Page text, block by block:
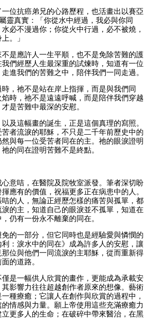
位抗癌弟兄的心路歷程，也活畫出以賽亞
靈真實：「你從水中經過，我必與你同
必不漫過你；你從火中行過，必不被燒，
。」
是應許人一生平順，也不是免除苦難的護
們經歷人生最深重的試煉時，知道有一位
進我們的苦難之中，陪伴我們一同走過。
，祂不是站在岸上指揮，而是與我們同
時，祂不是遠遠呼喊，而是陪伴我們穿越
是苦難中最深的安慰。
及這幅畫的誕生，正是這個真理的寫照。
者流淚的耶穌，不只是二千年前歷史中的
與每一位受苦者同在的主。祂的眼淚證明
的同在證明苦難不是終點。
意咭，在醫院及院牧室派發。筆者深切盼
應有的價值，祝福更多正在病患中的人。
的人，無論正經歷怎樣的痛苦與孤單，都
的主，知道自己的眼淚並不孤單，知道在
仍有一份永不離棄的同在。
的一部分，但它同時也是經驗愛與憐憫的
：淚水中的同在》成為許多人的安慰，讓
那位與他們一同流淚的主耶穌，從而重新得
的道路。
是一幅供人欣賞的畫作，更能成為承載安
影響力往往超越創作者原來的想像。藝術
種療癒；它讓人在創作與欣賞的過程中，
情感與力量。願上帝使用這些充滿療癒力
更多人的生命；在破碎中帶來醫治，在黑